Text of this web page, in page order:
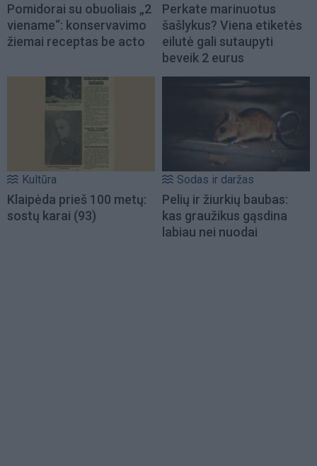
Pomidorai su obuoliais „2
viename“: konservavimo
žiemai receptas be acto
Perkate marinuotus
šašlykus? Viena etiketės
eilutė gali sutaupyti
beveik 2 eurus
Kultūra
Klaipėda prieš 100 metų:
sostų karai (93)
Sodas ir daržas
Pelių ir žiurkių baubas:
kas graužikus gąsdina
labiau nei nuodai